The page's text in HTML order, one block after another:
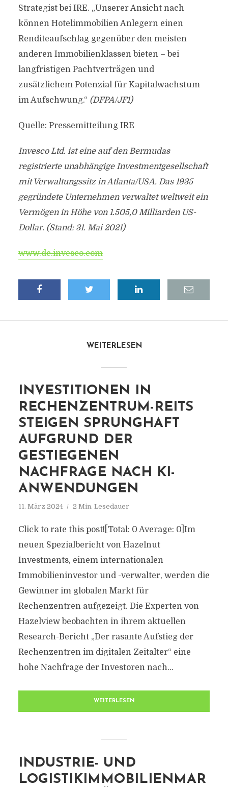
Strategist bei IRE. „Unserer Ansicht nach
können Hotelimmobilien Anlegern einen
Renditeaufschlag gegenüber den meisten
anderen Immobilienklassen bieten – bei
langfristigen Pachtverträgen und
zusätzlichem Potenzial für Kapitalwachstum
im Aufschwung.“ (DFPA/JF1)
Quelle: Pressemitteilung IRE
Invesco Ltd. ist eine auf den Bermudas
registrierte unabhängige Investmentgesellschaft
mit Verwaltungssitz in Atlanta/USA. Das 1935
gegründete Unternehmen verwaltet weltweit ein
Vermögen in Höhe von 1.505,0 Milliarden US-
Dollar. (Stand: 31. Mai 2021)
www.de.invesco.com
WEITERLESEN
INVESTITIONEN IN
RECHENZENTRUM-REITS
STEIGEN SPRUNGHAFT
AUFGRUND DER
GESTIEGENEN
NACHFRAGE NACH KI-
ANWENDUNGEN
11. März 2024 2 Min. Lesedauer
Click to rate this post![Total: 0 Average: 0]Im
neuen Spezialbericht von Hazelnut
Investments, einem internationalen
Immobilieninvestor und -verwalter, werden die
Gewinner im globalen Markt für
Rechenzentren aufgezeigt. Die Experten von
Hazelview beobachten in ihrem aktuellen
Research-Bericht „Der rasante Aufstieg der
Rechenzentren im digitalen Zeitalter“ eine
hohe Nachfrage der Investoren nach...
WEITERLESEN
INDUSTRIE- UND
LOGISTIKIMMOBILIENMAR